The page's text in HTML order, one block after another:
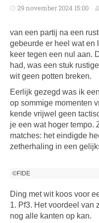
29 november 2024 15:00
van een partij na een
gebeurde er heel wat en
keer tegen een nul aan.
had, was een stuk
wit geen potten breken.
Eerlijk gezegd was ik
op sommige momenten
kende vrijwel geen
je een wat hoger tempo.
matches: het eindigde
zetherhaling in een
©FIDE
Ding met wit koos voor
1. Pf3. Het voordeel van
nog alle kanten op kan.